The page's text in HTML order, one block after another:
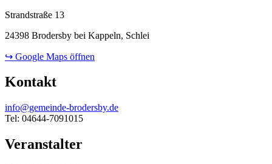
Strandstraße 13
24398 Brodersby bei Kappeln, Schlei
↪ Google Maps öffnen
Kontakt
info@gemeinde-brodersby.de
Tel: 04644-7091015
Veranstalter